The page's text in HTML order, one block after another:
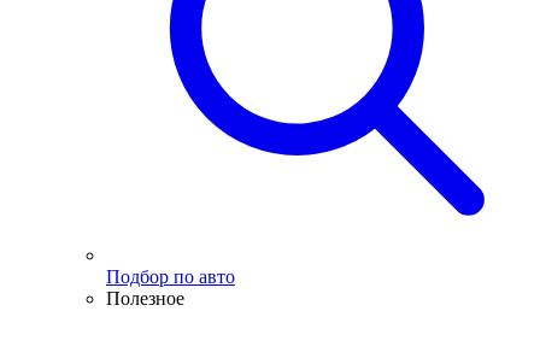
Подбор по авто
Полезное